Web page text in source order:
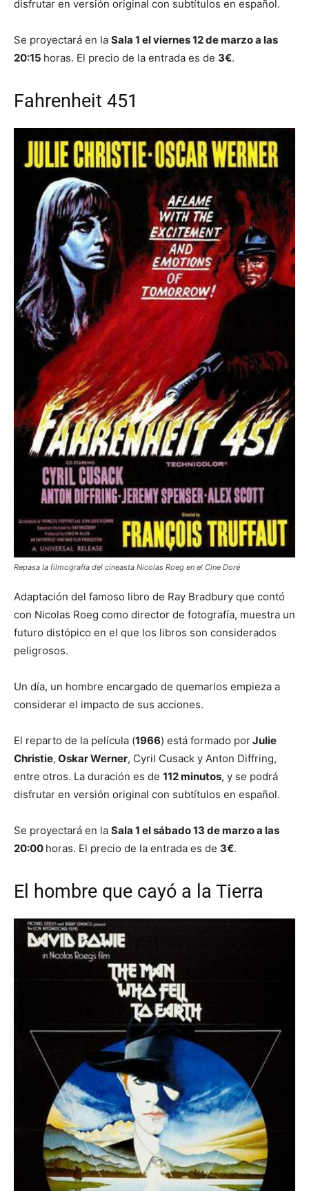
disfrutar en versión original con subtítulos en español.
Se proyectará en la Sala 1 el viernes 12 de marzo a las
20:15 horas. El precio de la entrada es de 3€.
Fahrenheit 451
Repasa la filmografía del cineasta Nicolas Roeg en el Cine Doré
Adaptación del famoso libro de Ray Bradbury que contó
con Nicolas Roeg como director de fotografía, muestra un
futuro distópico en el que los libros son considerados
peligrosos.
Un día, un hombre encargado de quemarlos empieza a
considerar el impacto de sus acciones.
El reparto de la película (1966) está formado porJulie
Christie, Oskar Werner, Cyril Cusack y Anton Diffring,
entre otros. La duración es de 112 minutos, y se podrá
disfrutar en versión original con subtítulos en español.
Se proyectará en la Sala 1 el sábado 13 de marzo a las
20:00 horas. El precio de la entrada es de 3€.
El hombre que cayó a la Tierra